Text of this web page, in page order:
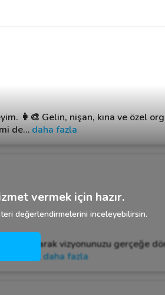
👩‍🎨 Gelin, nişan, kına ve özel
de… daha fazla
olarak vizyonunuzu gerçeğe
…daha fazla
vermek için hazır.
değerlendirmelerini inceleyebilirsin.